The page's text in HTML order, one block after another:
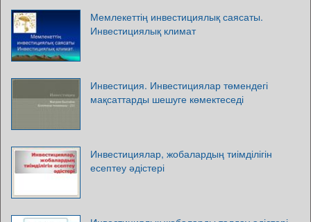
Мемлекеттің инвестициялық саясаты.
Инвестициялық климат
Инвестиция. Инвестициялар төмендегі
мақсаттарды шешуге көмектеседі
Инвестициялар, жобалардың тиімділігін
есептеу әдістері